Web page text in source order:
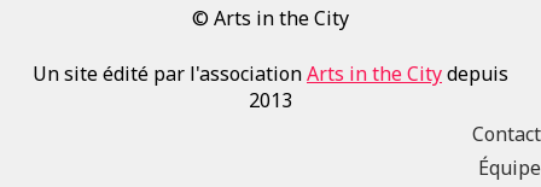
© Arts in the City
Un site édité par l'associationArts in the Citydepuis
2013
Contact
Équipe